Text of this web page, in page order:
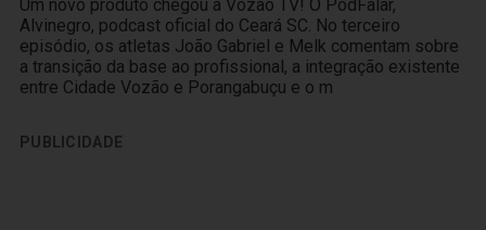
Um novo produto chegou à Vozão TV! O PodFalar,
Alvinegro, podcast oficial do Ceará SC. No terceiro
episódio, os atletas João Gabriel e Melk comentam sobre
a transição da base ao profissional, a integração existente
entre Cidade Vozão e Porangabuçu e o m
PUBLICIDADE